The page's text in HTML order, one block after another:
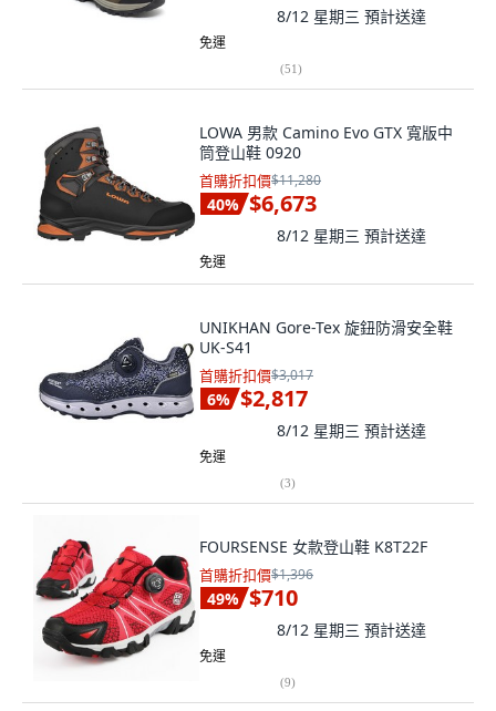
8/12 星期三 預計送達
免運
(51)
LOWA 男款 Camino Evo GTX 寬版中
筒登山鞋 0920
首購折扣價$11,280
40% $6,673
8/12 星期三 預計送達
免運
UNIKHAN Gore-Tex 旋鈕防滑安全鞋
UK-S41
首購折扣價$3,017
6% $2,817
8/12 星期三 預計送達
免運
(3)
FOURSENSE 女款登山鞋 K8T22F
首購折扣價$1,396
49% $710
8/12 星期三 預計送達
免運
(9)